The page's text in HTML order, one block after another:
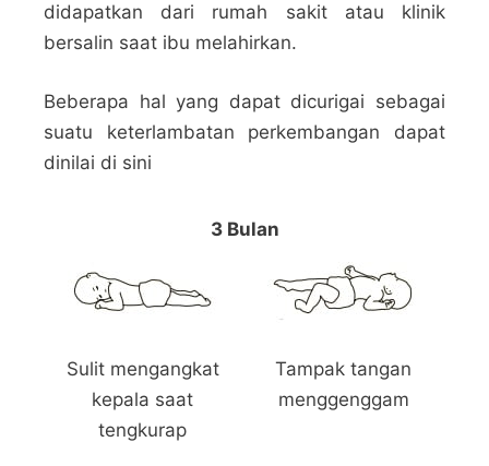
didapatkan dari rumah sakit atau klinik
bersalin saat ibu melahirkan.
Beberapa hal yang dapat dicurigai sebagai
suatu keterlambatan perkembangan dapat
dinilai di sini
3 Bulan
Sulit mengangkat
kepala saat
tengkurap
Tampak tangan
menggenggam